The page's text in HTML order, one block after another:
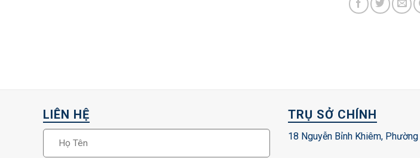
LIÊN HỆ TRỤ SỞ CHÍNH
18 Nguyễn Bỉnh Khiêm, Phường